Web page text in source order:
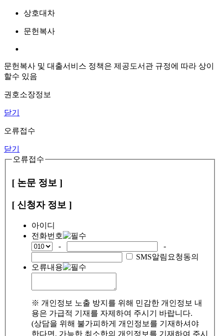
상호대차
문헌복사
문헌복사 및 대출서비스 정책은 제공도서관 규정에 따라 상이
할수 있음
권호소장정보
닫기
오류접수
닫기
오류접수
[ 논문 정보 ]
[ 신청자 정보 ]
아이디
전화번호
-
-
SMS알림요청동의
오류내용
※ 개인정보 노출 방지를 위해 민감한 개인정보 내
용은 가급적 기재를 자제하여 주시기 바랍니다.
(상담을 위해 불가피하게 개인정보를 기재하셔야
한다면, 가능한 최소한의 개인정보를 기재하여 주시